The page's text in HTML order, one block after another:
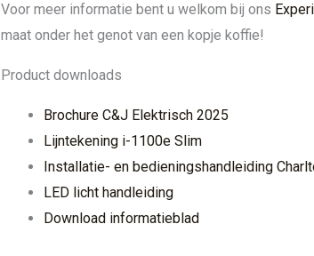
Voor meer informatie bent u welkom bij ons
maat onder het genot van een kopje koffie!
Product downloads
Brochure C&J Elektrisch 2025
Lijntekening i-1100e Slim
Installatie- en bedieningshandleiding
LED licht handleiding
Download informatieblad